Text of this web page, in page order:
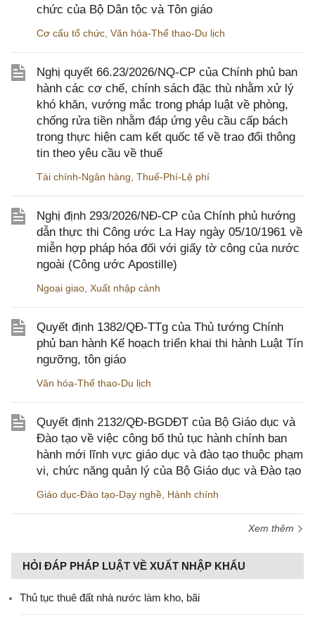
chức của Bộ Dân tộc và Tôn giáo
Cơ cấu tổ chức Văn hóa-Thể thao-Du lịch
Nghị quyết 66.23/2026/NQ-CP của Chính phủ ban
hành các cơ chế, chính sách đặc thù nhằm xử lý
khó khăn, vướng mắc trong pháp luật về phòng,
chống rửa tiền nhằm đáp ứng yêu cầu cấp bách
trong thực hiện cam kết quốc tế về trao đổi thông
tin theo yêu cầu về thuế
Tài chính-Ngân hàng Thuế-Phí-Lệ phí
Nghị định 293/2026/NĐ-CP của Chính phủ hướng
dẫn thực thi Công ước La Hay ngày 05/10/1961 về
miễn hợp pháp hóa đối với giấy tờ công của nước
ngoài (Công ước Apostille)
Ngoại giao Xuất nhập cảnh
Quyết định 1382/QĐ-TTg của Thủ tướng Chính
phủ ban hành Kế hoạch triển khai thi hành Luật Tín
ngưỡng, tôn giáo
Văn hóa-Thể thao-Du lịch
Quyết định 2132/QĐ-BGDĐT của Bộ Giáo dục và
Đào tạo về việc công bố thủ tục hành chính ban
hành mới lĩnh vực giáo dục và đào tạo thuộc phạm
vi, chức năng quản lý của Bộ Giáo dục và Đào tạo
Giáo dục-Đào tạo-Dạy nghề Hành chính
Xem thêm
HỎI ĐÁP PHÁP LUẬT VỀ XUẤT NHẬP KHẨU
Thủ tục thuê đất nhà nước làm kho, bãi